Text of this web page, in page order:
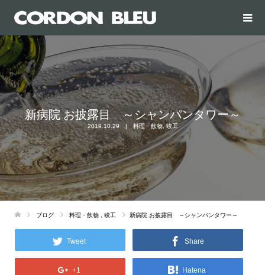
新病院 お披露目 ～シャンパンタワー～
2019.10.29 料理・飲物,竣工
ブログ 料理・飲物 竣工 新病院 お披露目 ～シャンパンタワー～
Tweet Share
+1 Hatena